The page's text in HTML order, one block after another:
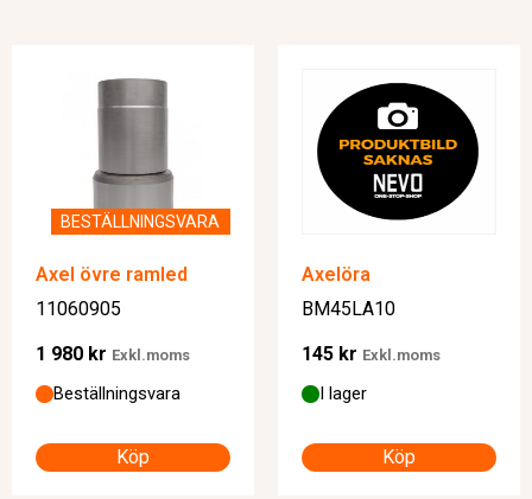
BESTÄLLNINGSVARA
Axel övre ramled
11060905
1 980 kr Exkl.moms
Beställningsvara
Köp
Axelöra
BM45LA10
145 kr Exkl.moms
I lager
Köp